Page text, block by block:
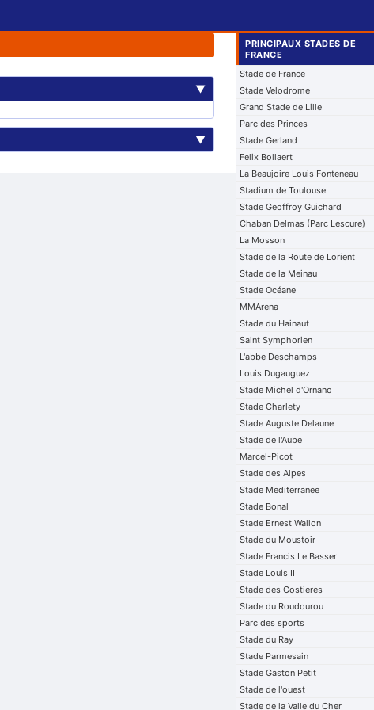
▼
▼
PRINCIPAUX STADES DE
FRANCE
Stade de France
Stade Velodrome
Grand Stade de Lille
Parc des Princes
Stade Gerland
Felix Bollaert
La Beaujoire Louis Fonteneau
Stadium de Toulouse
Stade Geoffroy Guichard
Chaban Delmas (Parc Lescure)
La Mosson
Stade de la Route de Lorient
Stade de la Meinau
Stade Océane
MMArena
Stade du Hainaut
Saint Symphorien
L'abbe Deschamps
Louis Dugauguez
Stade Michel d'Ornano
Stade Charlety
Stade Auguste Delaune
Stade de l'Aube
Marcel-Picot
Stade des Alpes
Stade Mediterranee
Stade Bonal
Stade Ernest Wallon
Stade du Moustoir
Stade Francis Le Basser
Stade Louis II
Stade des Costieres
Stade du Roudourou
Parc des sports
Stade du Ray
Stade Parmesain
Stade Gaston Petit
Stade de l'ouest
Stade de la Valle du Cher